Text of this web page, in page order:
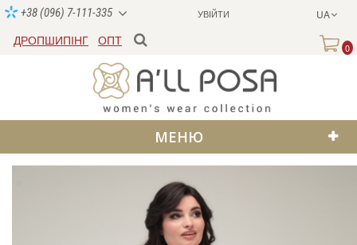
УВІЙТИ UA
+38 (096) 7-111-335
ДРОПШИПІНГ ОПТ
0
МЕНЮ